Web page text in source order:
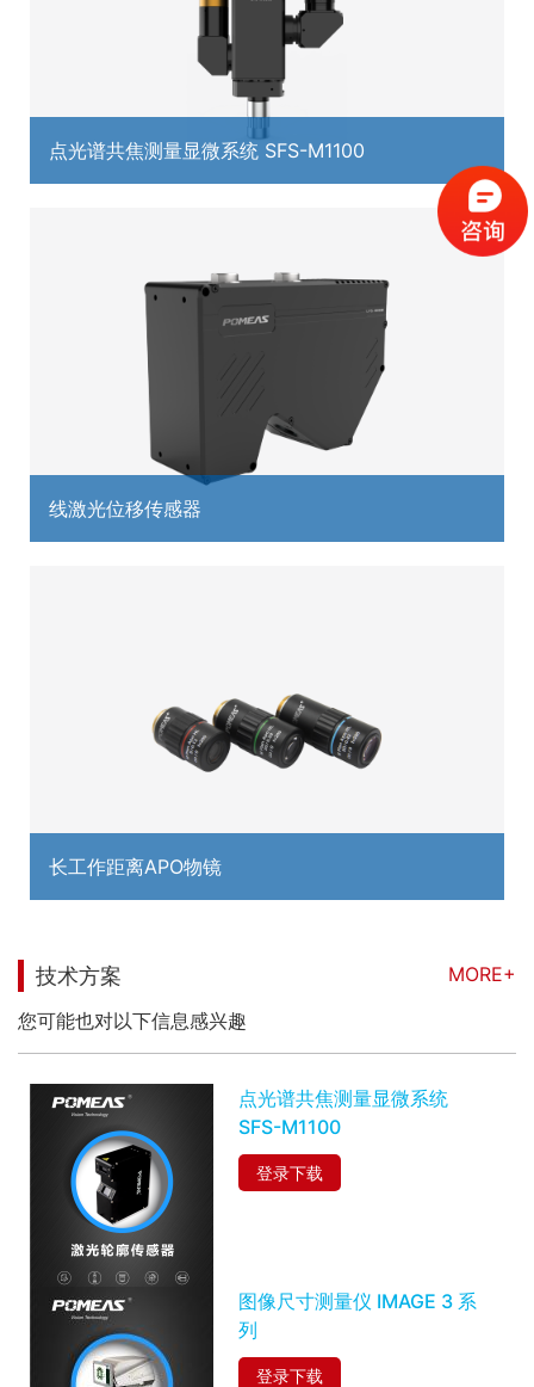
点光谱共焦测量显微系统 SFS-M1100
线激光位移传感器
长工作距离APO物镜
技术方案
MORE+
您可能也对以下信息感兴趣
点光谱共焦测量显微系统
SFS-M1100
登录下载
图像尺寸测量仪 IMAGE 3 系
列
登录下载